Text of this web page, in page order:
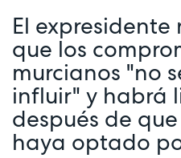
El expresidente
que los
murcianos "no
influir" y habrá
después de
haya optado